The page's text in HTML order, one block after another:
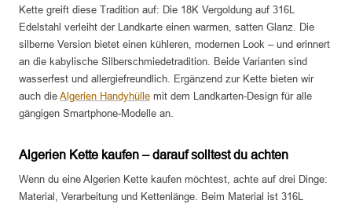
Kette greift diese Tradition auf: Die 18K Vergoldung auf 316L
Edelstahl verleiht der Landkarte einen warmen, satten Glanz. Die
silberne Version bietet einen kühleren, modernen Look – und erinnert
an die kabylische Silberschmiedetradition. Beide Varianten sind
wasserfest und allergiefreundlich. Ergänzend zur Kette bieten wir
auch die Algerien Handyhülle mit dem Landkarten-Design für alle
gängigen Smartphone-Modelle an.
Algerien Kette kaufen – darauf solltest du achten
Wenn du eine Algerien Kette kaufen möchtest, achte auf drei Dinge:
Material, Verarbeitung und Kettenlänge. Beim Material ist 316L